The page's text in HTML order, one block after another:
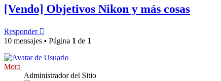
[Vendo] Objetivos Nikon y más cosas
Responder
10 mensajes • Página 1 de 1
Mora
Administrador del Sitio